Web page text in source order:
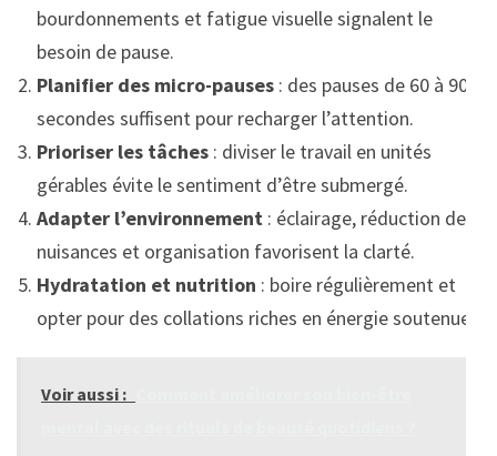
bourdonnements et fatigue visuelle signalent le
besoin de pause.
Planifier des micro-pauses : des pauses de 60 à 90
secondes suffisent pour recharger l’attention.
Prioriser les tâches : diviser le travail en unités
gérables évite le sentiment d’être submergé.
Adapter l’environnement : éclairage, réduction des
nuisances et organisation favorisent la clarté.
Hydratation et nutrition : boire régulièrement et
opter pour des collations riches en énergie soutenue.
Voir aussi :